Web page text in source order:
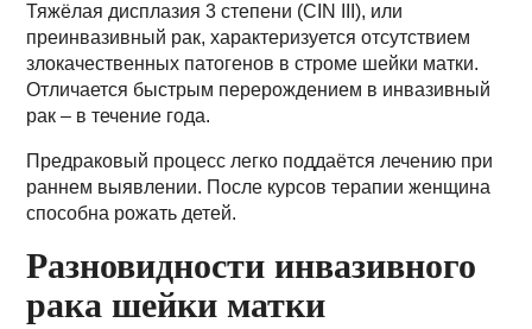
Тяжёлая дисплазия 3 степени (CIN III), или
преинвазивный рак, характеризуется отсутствием
злокачественных патогенов в строме шейки матки.
Отличается быстрым перерождением в инвазивный
рак – в течение года.
Предраковый процесс легко поддаётся лечению при
раннем выявлении. После курсов терапии женщина
способна рожать детей.
Разновидности инвазивного
рака шейки матки